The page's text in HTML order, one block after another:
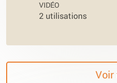
VIDÉO
2 utilisations
Voir